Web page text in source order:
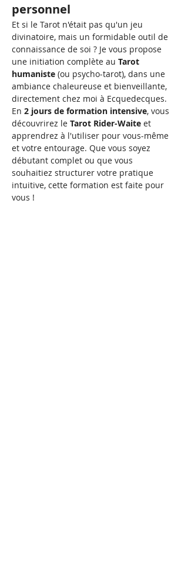
personnel
Et si le Tarot n'était pas qu'un jeu
divinatoire, mais un formidable outil de
connaissance de soi ? Je vous propose
une initiation complète au Tarot
humaniste (ou psycho-tarot), dans une
ambiance chaleureuse et bienveillante,
directement chez moi à Ecquedecques.
En 2 jours de formation intensive, vous
découvrirez le Tarot Rider-Waite et
apprendrez à l'utiliser pour vous-même
et votre entourage. Que vous soyez
débutant complet ou que vous
souhaitiez structurer votre pratique
intuitive, cette formation est faite pour
vous !